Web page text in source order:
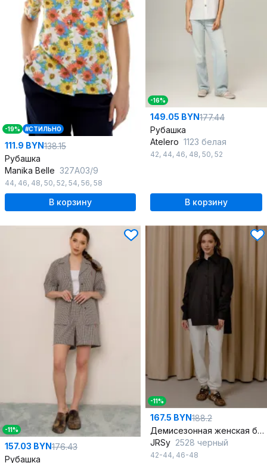
-19% #СТИЛЬНО
111.9 BYN138.15
Рубашка
Manika Belle 327А03/9
44, 46, 48, 50, 52, 54, 56, 58
В корзину
-16%
149.05 BYN177.44
Рубашка
Atelero 1123 белая
42, 44, 46, 48, 50, 52
В корзину
-11%
157.03 BYN176.43
Рубашка
-11%
167.5 BYN188.2
Демисезонная женская блузка из хлопка с широким рукавом
JRSy 2528 черный
42-44, 46-48